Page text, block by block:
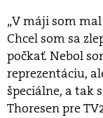
„V máji som
Chcel som sa
počkať. Nebol
reprezentáciu,
špeciálne, a tak
Thoresen pre